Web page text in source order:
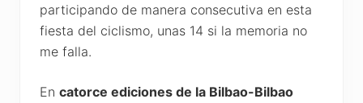
participando de manera consecutiva en esta
fiesta del ciclismo, unas 14 si la memoria no
me falla.
En catorce ediciones de la Bilbao-Bilbao